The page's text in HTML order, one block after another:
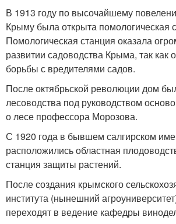
В 1913 году по высочайшему
Крыму была открыта помологическая
Помологическая станция оказала
развитии садоводства Крыма, так как
борьбы с вредителями садов.
После октябрьской революции дом
лесоводства под руководством
о лесе профессора Морозова.
С 1920 года в бывшем салгирском
расположились областная
станция защиты растений.
После создания крымского
института (нынешний
переходят в ведение кафедры